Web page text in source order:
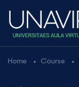
Home Course